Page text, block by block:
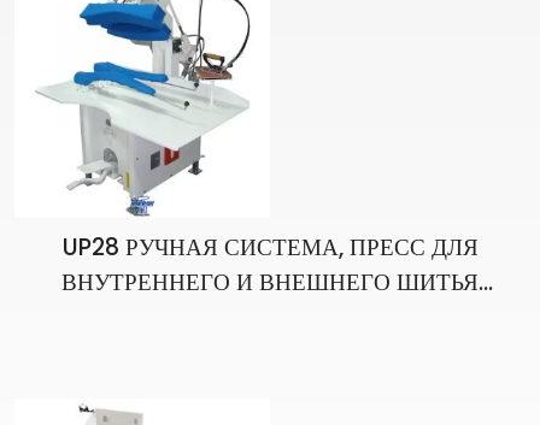
UP28 РУЧНАЯ СИСТЕМА, ПРЕСС ДЛЯ
ВНУТРЕННЕГО И ВНЕШНЕГО ШИТЬЯ